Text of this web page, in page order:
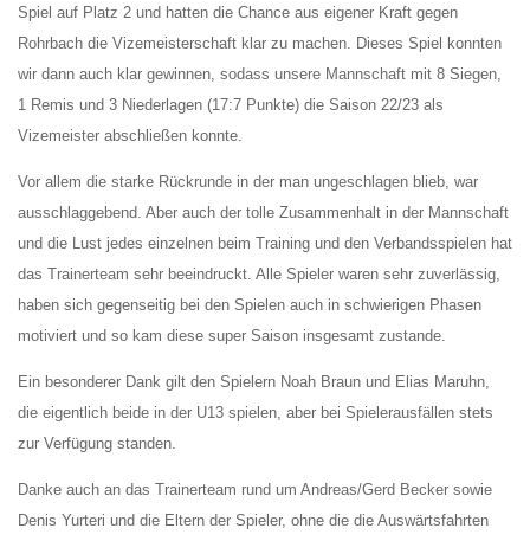
Spiel auf Platz 2 und hatten die Chance aus eigener Kraft gegen
Rohrbach die Vizemeisterschaft klar zu machen. Dieses Spiel konnten
wir dann auch klar gewinnen, sodass unsere Mannschaft mit 8 Siegen,
1 Remis und 3 Niederlagen (17:7 Punkte) die Saison 22/23 als
Vizemeister abschließen konnte.
Vor allem die starke Rückrunde in der man ungeschlagen blieb, war
ausschlaggebend. Aber auch der tolle Zusammenhalt in der Mannschaft
und die Lust jedes einzelnen beim Training und den Verbandsspielen hat
das Trainerteam sehr beeindruckt. Alle Spieler waren sehr zuverlässig,
haben sich gegenseitig bei den Spielen auch in schwierigen Phasen
motiviert und so kam diese super Saison insgesamt zustande.
Ein besonderer Dank gilt den Spielern Noah Braun und Elias Maruhn,
die eigentlich beide in der U13 spielen, aber bei Spielerausfällen stets
zur Verfügung standen.
Danke auch an das Trainerteam rund um Andreas/Gerd Becker sowie
Denis Yurteri und die Eltern der Spieler, ohne die die Auswärtsfahrten